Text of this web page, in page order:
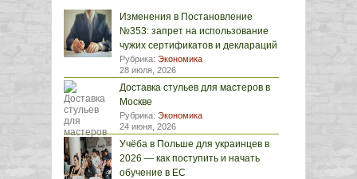
Изменения в Постановление
№353: запрет на использование
чужих сертификатов и деклараций
Рубрика: Экономика
28 июля, 2026
Доставка стульев для мастеров в
Москве
Рубрика: Экономика
24 июня, 2026
Учёба в Польше для украинцев в
2026 — как поступить и начать
обучение в ЕС